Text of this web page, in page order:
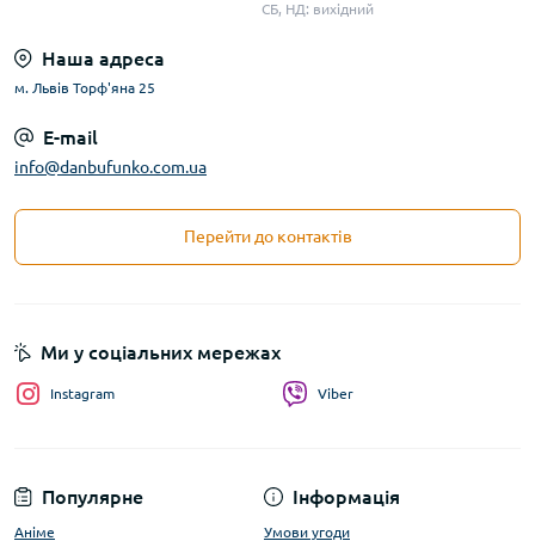
СБ, НД: вихідний
Наша адреса
м. Львів Торф'яна 25
E-mail
info@danbufunko.com.ua
Перейти до контактів
Популярне
Аніме
Інформація
Умови угоди
Ми у соціальних мережах
Instagram Viber